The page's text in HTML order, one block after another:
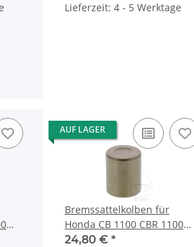
Lieferzeit: 4 - 5 Werktage
AUF LAGER
Bremssattelkolben für
Honda CB 1100 CBR 1100
NC 700 NT 650 ST 1300
24,80 € *